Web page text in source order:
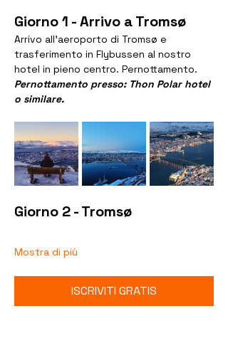
Giorno 1 - Arrivo a Tromsø
Arrivo all’aeroporto di Tromsø e
trasferimento in Flybussen al nostro
hotel in pieno centro. Pernottamento.
Pernottamento presso: Thon Polar hotel
o similare.
Giorno 2 - Tromsø
Mostra di più
ISCRIVITI GRATIS